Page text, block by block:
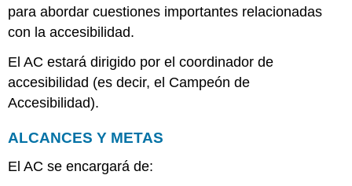
Equidad
de
y
Alojamiento
Laboral
y
Recursos
para abordar cuestiones importantes relacionadas
con la accesibilidad.
El AC estará dirigido por el coordinador de
accesibilidad (es decir, el Campeón de
Accesibilidad).
ALCANCES Y METAS
El AC se encargará de: